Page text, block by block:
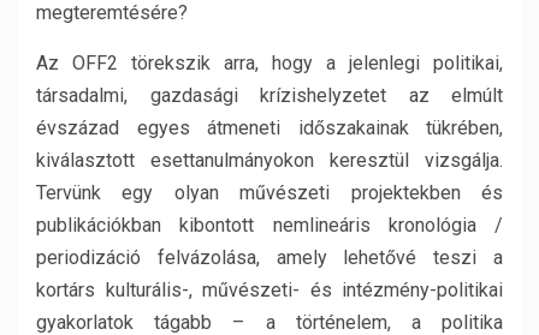
megteremtésére?
Az OFF2 törekszik arra, hogy a jelenlegi politikai,
társadalmi, gazdasági krízishelyzetet az elmúlt
évszázad egyes átmeneti időszakainak tükrében,
kiválasztott esettanulmányokon keresztül vizsgálja.
Tervünk egy olyan művészeti projektekben és
publikációkban kibontott nemlineáris kronológia /
periodizáció felvázolása, amely lehetővé teszi a
kortárs kulturális-, művészeti- és intézmény-politikai
gyakorlatok tágabb – a történelem, a politika